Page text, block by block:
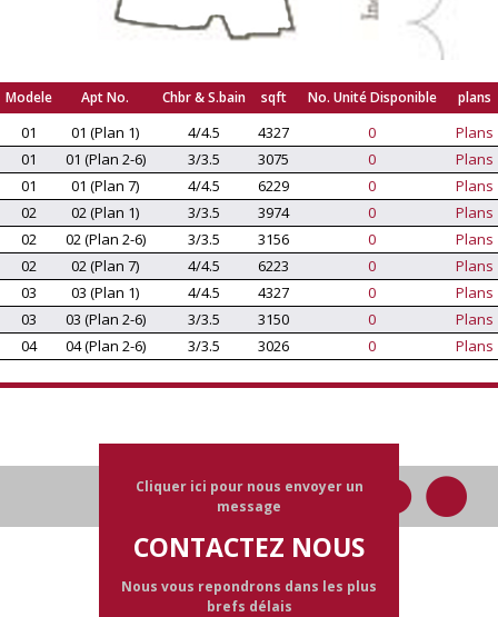
Modele Apt No. Chbr & S.bain sqft No. Unité Disponible plans
01 01 (Plan 1) 4/4.5 4327 0
Plans
01
01 (Plan 2-6) 3/3.5 3075 0
Plans
01
01 (Plan 7) 4/4.5 6229 0
Plans
02
02 (Plan 1) 3/3.5 3974 0
Plans
02
02 (Plan 2-6) 3/3.5 3156 0
Plans
02
02 (Plan 7) 4/4.5 6223 0
Plans
03
03 (Plan 1) 4/4.5 4327 0
Plans
03
03 (Plan 2-6) 3/3.5 3150 0
Plans
04
04 (Plan 2-6) 3/3.5 3026 0 Plans
Cliquer ici pour nous envoyer un
message
CONTACTEZ NOUS
Nous vous repondrons dans les plus
brefs délais